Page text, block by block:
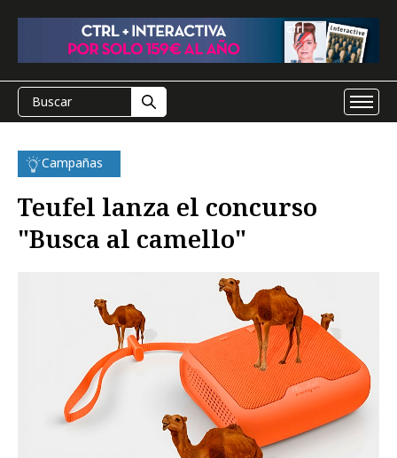
Campañas
Teufel lanza el concurso
"Busca al camello"